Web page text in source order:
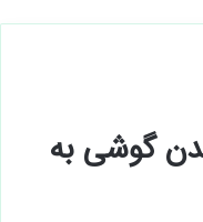
گوشی به